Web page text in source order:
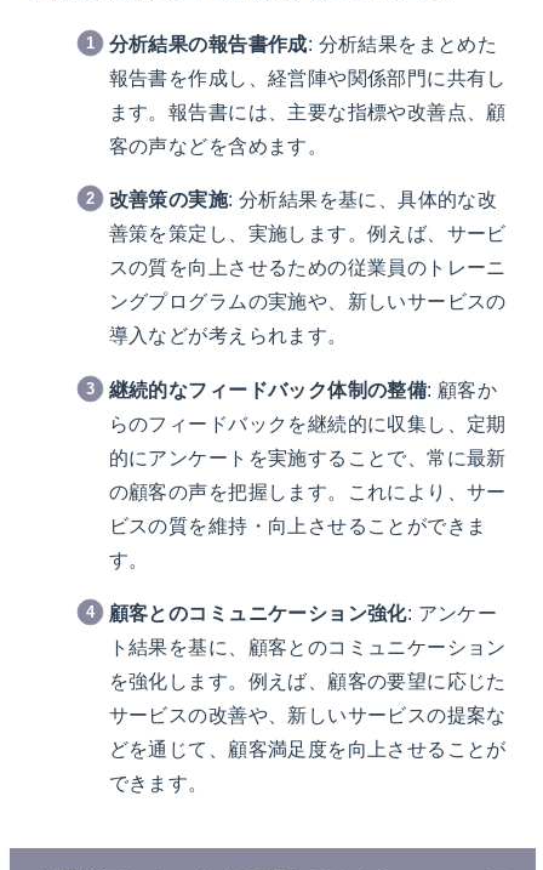
分析結果の報告書作成: 分析結果をまとめた
報告書を作成し、経営陣や関係部門に共有し
ます。報告書には、主要な指標や改善点、顧
客の声などを含めます。
改善策の実施: 分析結果を基に、具体的な改
善策を策定し、実施します。例えば、サービ
スの質を向上させるための従業員のトレーニ
ングプログラムの実施や、新しいサービスの
導入などが考えられます。
継続的なフィードバック体制の整備: 顧客か
らのフィードバックを継続的に収集し、定期
的にアンケートを実施することで、常に最新
の顧客の声を把握します。これにより、サー
ビスの質を維持・向上させることができま
す。
顧客とのコミュニケーション強化: アンケー
ト結果を基に、顧客とのコミュニケーション
を強化します。例えば、顧客の要望に応じた
サービスの改善や、新しいサービスの提案な
どを通じて、顧客満足度を向上させることが
できます。